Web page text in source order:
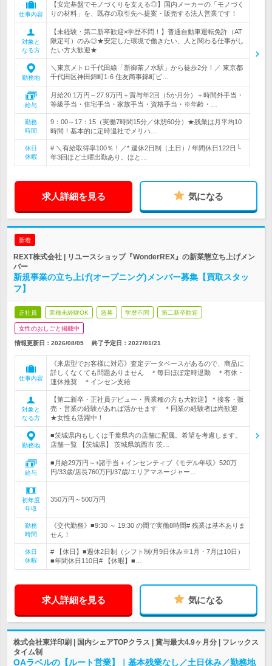
仕事内容
【安定基盤でモノづくりを支える◎】国内メーカーの「モノづく
りの材料」を、既存の取引先へ提案・販売する法人営業です！
対象と
なる方
【未経験・第二新卒歓迎×学歴不問！】普通自動車運転免許（AT
限定可）のみ◎★安定した環境で働きたい、人と関わる仕事がし
たい方大歓迎★
勤務地
＼東京メトロ千代田線「新御茶ノ水駅」から徒歩2分！／ 東京都
千代田区神田錦町1-6 住友商事錦町ビ…
給与
月給20.1万円～27.9万円＋賞与年2回（5か月分）＋時間外手当・
等級手当・住宅手当・家族手当・資格手当・※年齢・…
勤務
時間
9：00～17：15（実働7時間15分／休憩60分）★残業は月平均10
時間！基本的に定時退社でメリハ…
休日
休暇
# ＼有給取得率100％！／* 週休2日制（土日）/ 年間休日122日└
年3回ほど土曜出勤あり。ほと…
求人詳細を見る 気になる
新着
REXT株式会社 | リユースショップ『WonderREX』の新業態立ち上げメン
バー
新規事業の立ち上げ(オープニング)メンバー募集【買取スタッ
フ】
正社員 業種未経験OK 急募 学歴不問 第二新卒歓迎
女性のおしごと掲載中
情報更新日：2026/08/05 終了予定日： 2027/01/21
仕事内容
《来店型でお客様に対応》査定データベースがあるので、商品に
詳しくなくても問題ありません ＊毎日ほぼ定時退勤 ＊有休・
連休推奨 ＊インセン支給
対象と
なる方
【第二新卒・正社員デビュー・異業種の方も大歓迎】＊接客・販
売・営業の経験があれば活かせます ＊同業の経験者は尚歓迎
★女性も活躍中！
勤務地
■茨城県内もしくは千葉県内の店舗に配属。希望を考慮します。
店舗一覧 【茨城県】 茨城県筑西市 茨…
給与
■月給29万円～+諸手当＋インセンティブ《モデル年収》520万
円/33歳/店長760万円/37歳/エリアマネージャー…
初年度
年収
350万円～500万円
勤務
時間
《交代勤務》■9:30 ～ 19:30 の間で実働8時間# 残業は基本ありま
せん！
休日
休暇
# 【休日】■週休2日制（シフト制/月9日休み※1月・7月は10日）
■年間休日110日# 【休暇】■…
求人詳細を見る 気になる
株式会社東洋印刷 | 国内シェアTOPクラス | 賞与最大4.9ヶ月分 | フレックス
タイム制
OAラベルの【ルート営業】｜基本残業なし／土日休み／勤務地